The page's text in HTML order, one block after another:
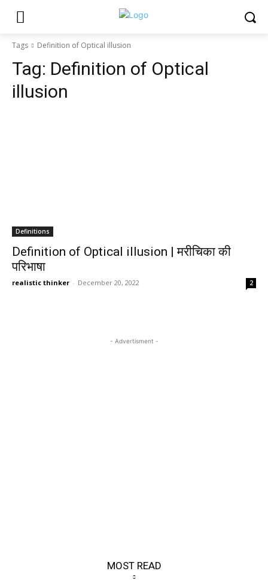
Tags Definition of Optical illusion
Tag: Definition of Optical
illusion
Definitions
Definition of Optical illusion | मरीचिका की
परिभाषा
realistic thinker - December 20, 2022 2
- Advertisment -
MOST READ